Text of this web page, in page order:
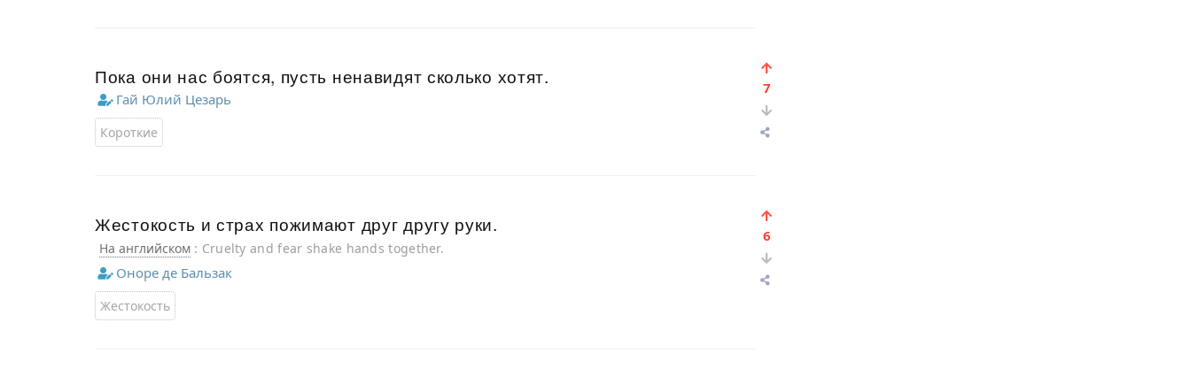
Пока они нас боятся, пусть ненавидят сколько хотят.
Гай Юлий Цезарь
Короткие
7
Жестокость и страх пожимают друг другу руки.
На английском : Cruelty and fear shake hands together.
Оноре де Бальзак
Жестокость
6